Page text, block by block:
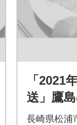
「2021
送」鷹
タイ(約
長崎県松浦